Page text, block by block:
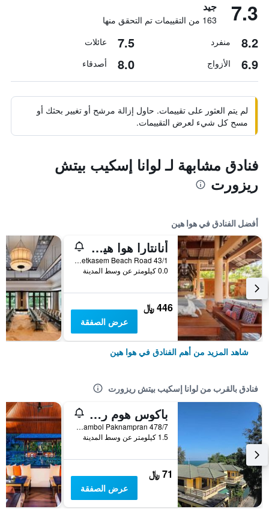
7.3 جيد
163 من التقييمات تم التحقق منها
8.2 منفرد 7.5 عائلات
6.9 الأزواج 8.0 أصدقاء
لم يتم العثور على تقييمات. حاول إزالة مرشح أو تغيير بحثك أو
مسح كل شيء لعرض التقييمات.
فنادق مشابهة لـ لوانا إسكيب بيتش
ريزورت
أفضل الفنادق في هوا هين
أنانتارا هوا هين ريزورت
43/1 Phetkasem Beach Road, هوا هين, تايلاند
0.0 كيلومتر عن وسط المدينة
446 ﷼
عرض الصفقة
شاهد المزيد من أهم الفنادق في هوا هين
فنادق بالقرب من لوانا إسكيب بيتش ريزورت
باكوس هوم ريزورت
478/7 Moo 2 Tambol Paknampran, هوا هين, تايلاند
1.5 كيلومتر عن وسط المدينة
71 ﷼
عرض الصفقة